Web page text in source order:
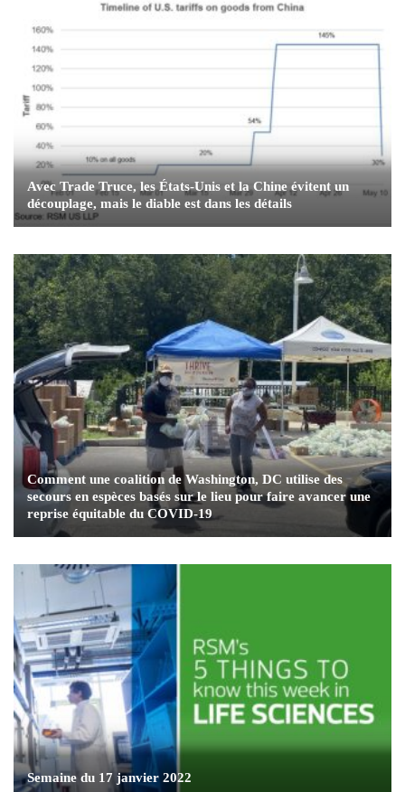
Avec Trade Truce, les États-Unis et la Chine évitent un
découplage, mais le diable est dans les détails
Comment une coalition de Washington, DC utilise des
secours en espèces basés sur le lieu pour faire avancer une
reprise équitable du COVID-19
Semaine du 17 janvier 2022